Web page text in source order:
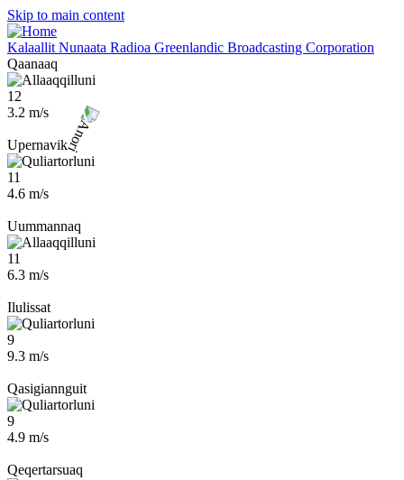
Skip to main content
Kalaallit Nunaata Radioa Greenlandic Broadcasting Corporation
Qaanaaq
12
3.2 m/s
Upernavik
11
4.6 m/s
Uummannaq
11
6.3 m/s
Ilulissat
9
9.3 m/s
Qasigiannguit
9
4.9 m/s
Qeqertarsuaq